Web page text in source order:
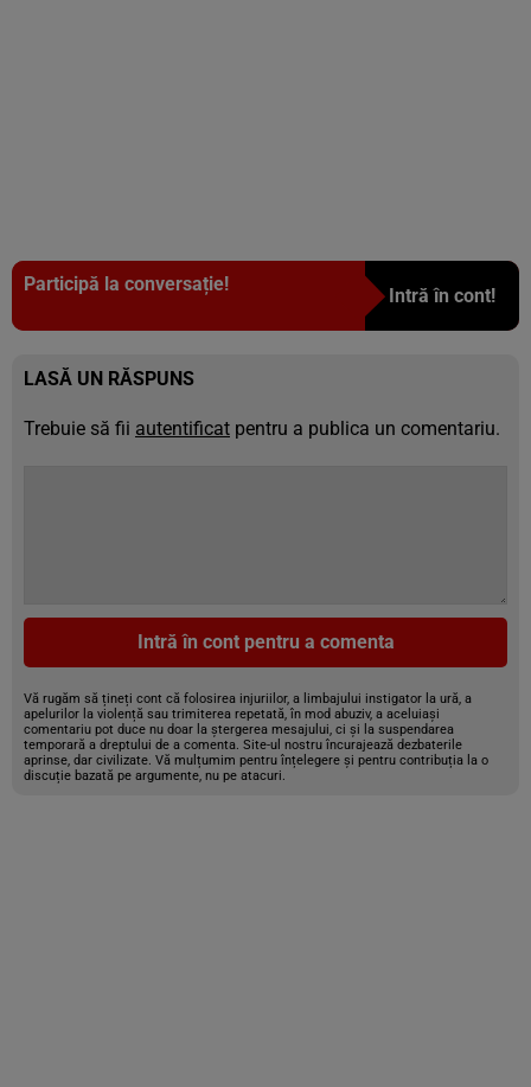
Participă la conversație!
Intră în cont!
LASĂ UN RĂSPUNS
Trebuie să fii autentificat pentru a publica un comentariu.
Intră în cont pentru a comenta
Vă rugăm să țineți cont că folosirea injuriilor, a limbajului instigator la ură, a
apelurilor la violență sau trimiterea repetată, în mod abuziv, a aceluiași
comentariu pot duce nu doar la ștergerea mesajului, ci și la suspendarea
temporară a dreptului de a comenta. Site-ul nostru încurajează dezbaterile
aprinse, dar civilizate. Vă mulțumim pentru înțelegere și pentru contribuția la o
discuție bazată pe argumente, nu pe atacuri.